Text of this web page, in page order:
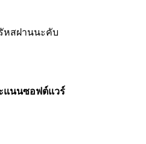
หสฝานนะคับ
แนนซอฟต์แวร์